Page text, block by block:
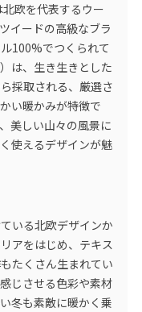
欧を代表するウー
イードの高級なブラ
100%でつくられて
は、生き生きとした
採取される、厳選さ
い暖かみが特徴で
美しい山々の風景に
使えるデザインが魅
いる北欧デザインか
アをはじめ、テキス
たくさん生まれてい
じさせる色彩や素材
冬も素敵に暖かく乗